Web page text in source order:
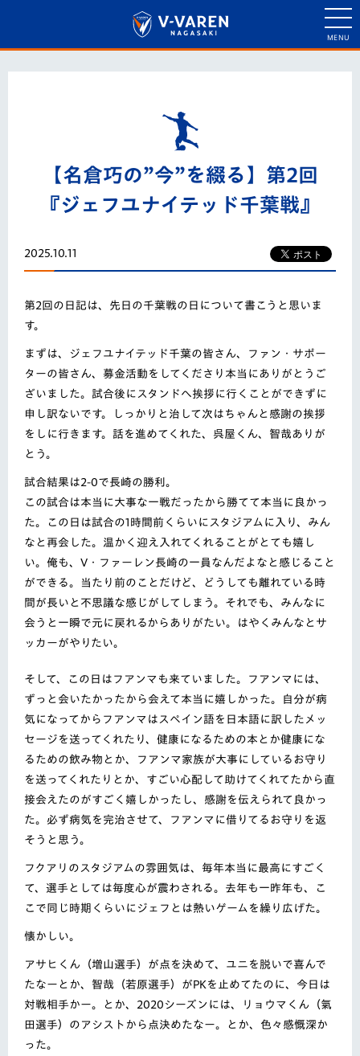
【名倉巧の”今”を綴る】第2回
『ジェフユナイテッド千葉戦』
2025.10.11
第2回の日記は、先日の千葉戦の日について書こうと思いま
す。
まずは、ジェフユナイテッド千葉の皆さん、ファン・サポー
ターの皆さん、 募金活動をしてくださり本当にありがとうご
ざいました。試合後にスタンドへ挨拶に行くことができずに
申し訳ないです。しっかりと治して次はちゃんと感謝の挨拶
をしに行きます。話を進めてくれた、呉屋くん、智哉ありが
とう。
試合結果は2-0で長崎の勝利。
この試合は本当に大事な一戦だったから勝てて本当に良かっ
た。この日は試合の1時間前くらいにスタジアムに入り、 みん
なと再会した。温かく迎え入れてくれることがとても嬉し
い。俺も、V・ ファーレン長崎の一員なんだよなと感じること
ができる。
当たり前のことだけど、どうしても離れている時
間が長いと不思議な感じがしてしまう。それでも、みんなに
会うと一瞬で元に戻れるからありがたい。はやくみんなとサ
ッカーがやりたい。
そして、この日はフアンマも来ていました。フアンマには、
ずっと会いたかったから会えて本当に嬉しかった。自分が病
気になってからフアンマはスペイン語を日本語に訳したメ ッ
セージを送ってくれたり、 健康になるための本とか健康にな
るための飲み物とか、フアンマ家族が大事にしているお守り
を送ってくれたりとか、すごい心配して助けてくれてたから直
接会えたのがすごく嬉しかっ たし、感謝を伝えられて良かっ
た。必ず病気を完治させて、フアンマに借りてるお守りを返
そうと思う。
フクアリのスタジアムの雰囲気は、毎年本当に最高にすごく
て、 選手としては毎度心が震わされる。去年も一昨年も、こ
こで同じ時期くらいにジェフとは熱いゲームを繰 り広げた。
懐かしい。
アサヒくん（増山選手）が点を決めて、ユニを脱いで喜んで
たなーとか、智哉（若原選手）がPKを止めてたのに、今日は
対戦相手かー。とか、 2020シーズンには、リョウマくん（氣
田選手）のアシストから点決めたなー。と か、色々感慨深か
った。